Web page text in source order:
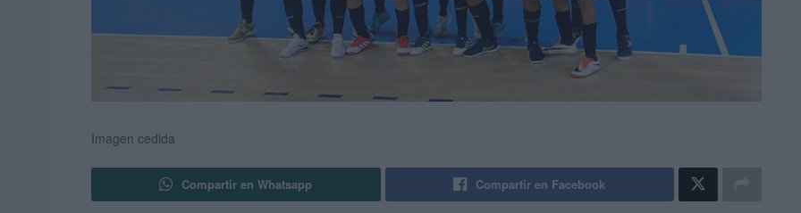
Imagen cedida
Compartir en Whatsapp Compartir en Facebook